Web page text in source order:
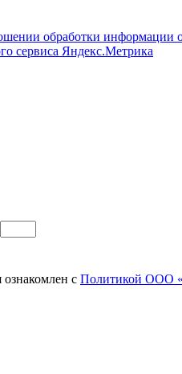
обработки информации о
сервиса Яндекс.Метрика
с Политикой ООО